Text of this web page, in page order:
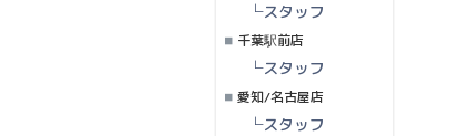
└スタッフ
千葉駅前店
└スタッフ
愛知/名古屋店
└スタッフ